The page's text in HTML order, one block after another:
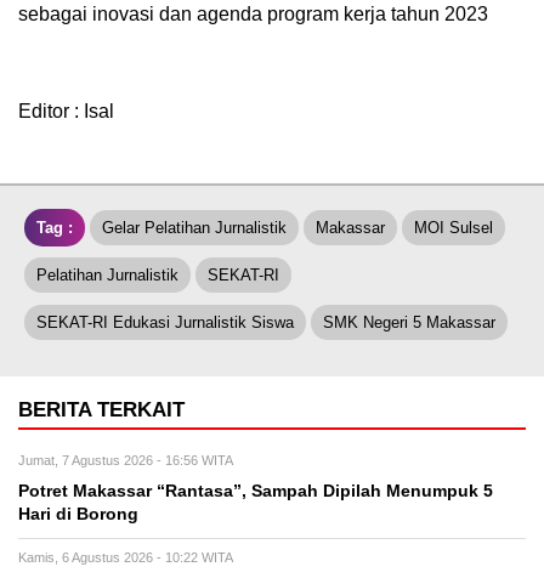
sebagai inovasi dan agenda program kerja tahun 2023
Editor : Isal
Tag : Gelar Pelatihan Jurnalistik Makassar MOI Sulsel
Pelatihan Jurnalistik SEKAT-RI
SEKAT-RI Edukasi Jurnalistik Siswa SMK Negeri 5 Makassar
BERITA TERKAIT
Jumat, 7 Agustus 2026 - 16:56 WITA
Potret Makassar “Rantasa”, Sampah Dipilah Menumpuk 5
Hari di Borong
Kamis, 6 Agustus 2026 - 10:22 WITA